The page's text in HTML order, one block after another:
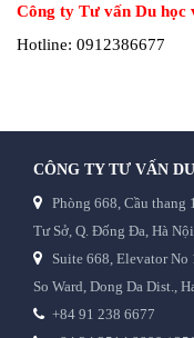
Công ty Tư vấn Du học
Hotline: 0912386677
CÔNG TY TƯ VẤN
Phòng 668, Cầu thang
Tư Sở, Q. Đống Đa, Hà
Suite 668, Elevator No
So Ward, Dong Da Dist.,
+84 91 238 6677